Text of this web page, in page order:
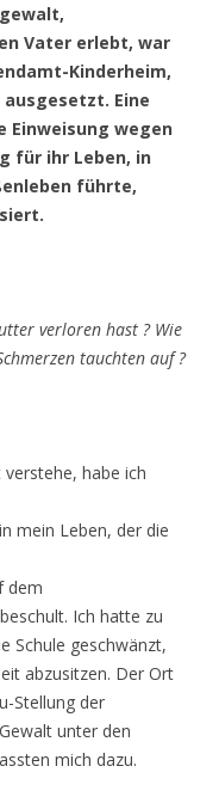
Vater erlebt, war
Kinderheim,
Eine
Einweisung wegen
für ihr Leben, in
führte,
verloren hast ? Wie
tauchten auf ?
habe ich
mein Leben, der die
dem
Ich hatte zu
Schule geschwänzt,
abzusitzen. Der Ort
Stellung der
unter den
mich dazu.